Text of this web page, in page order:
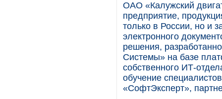
ОАО «Калужский
предприятие,
только в России, но и
электронного
решения,
Системы» на базе
собственного ИТ-
обучение
«СофтЭксперт»,